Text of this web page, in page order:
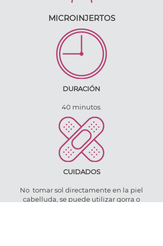
MICROINJERTOS
DURACIÓN
40 minutos.
CUIDADOS
No tomar sol directamente en la piel
cabelluda, se puede utilizar gorra o